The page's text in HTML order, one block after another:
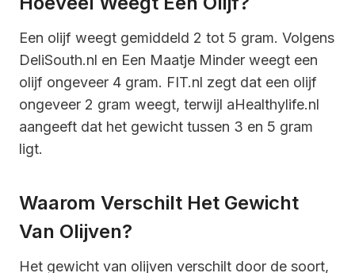
Een olijf weegt gemiddeld 2 tot 5 gram. Volgens
DeliSouth.nl en Een Maatje Minder weegt een
olijf ongeveer 4 gram. FIT.nl zegt dat een olijf
ongeveer 2 gram weegt, terwijl aHealthylife.nl
aangeeft dat het gewicht tussen 3 en 5 gram
ligt.
Waarom Verschilt Het Gewicht
Van Olijven?
Het gewicht van olijven verschilt door de soort,